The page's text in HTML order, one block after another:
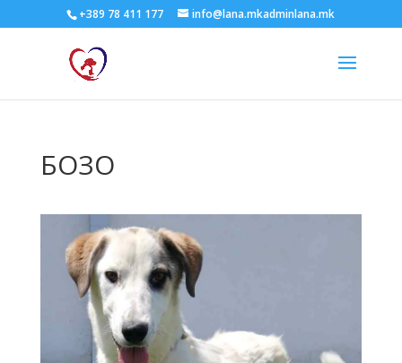
+389 78 411 177 info@lana.mkadminlana.mk
БОЗО